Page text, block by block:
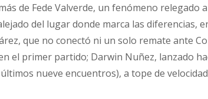
de Fede Valverde, un fenómeno relegado
del lugar donde marca las diferencias,
que no conectó ni un solo remate ante
el primer partido; Darwin Nuñez, lanzado
nueve encuentros), a tope de